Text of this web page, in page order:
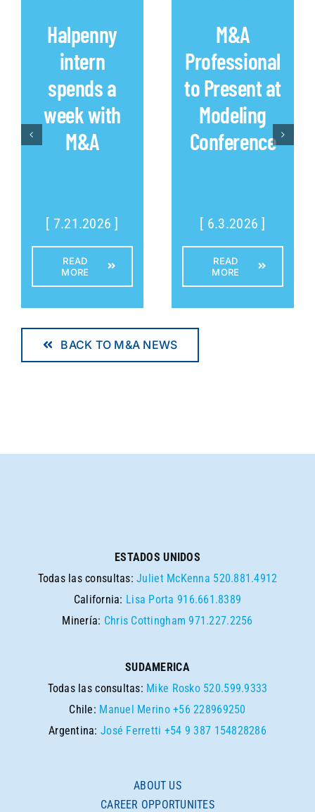
Halpenny
intern
spends a
week with
M&A
[ 7.21.2026 ]
READ
MORE
M&A
Professional
to Present at
Modeling
Conference
[ 6.3.2026 ]
READ
MORE
BACK TO M&A NEWS
ESTADOS UNIDOS
Todas las consultas:Juliet McKenna 520.881.4912
California: Lisa Porta 916.661.8389
Minería: Chris Cottingham 971.227.2256
SUDAMERICA
Todas las consultas: Mike Rosko 520.599.9333
Chile: Manuel Merino +56 228969250
Argentina:José Ferretti +54 9 387 154828286
ABOUT US
CAREER OPPORTUNITES